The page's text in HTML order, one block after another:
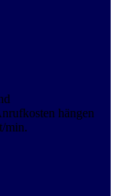
hängen
min.